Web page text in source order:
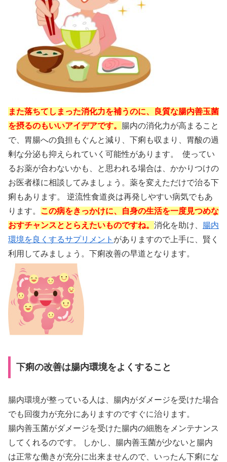
また落ちてしまった消化力を補うのに、良質な腸内善玉菌
を摂るのもいいアイデアです。 腸内の消化力が高まること
で、胃腸への負担もぐんと減り、下痢も収まり、胃酸の過
剰な分泌も抑えられていく可能性があります。 使ってい
るお薬が合わないかも、と思われる場合は、かかりつけの
お医者様に相談してみましょう。薬を変えただけで治る下
痢もあります。 逆流性食道炎は再発しやすい病気でもあ
ります。 この病をきっかけに、自身の生活を一度見つめな
おすチャンスととらえたいものですね。 消化を助け、 腸内
環境を良くするサプリメント がありますので上手に、賢く
利用してみましょう。下痢改善の早道となります。
下痢の改善は腸内環境をよくすること
腸内環境が整っている人は、腸内がダメージを受けた場合
でも回復力が充分にありますのですぐに治ります。
腸内善玉菌がダメージを受けた腸内の細胞をメンテナンス
してくれるのです。 しかし、腸内善玉菌が少ないと腸内
は正常な働きが充分に出来ませんので、いったん下痢にな